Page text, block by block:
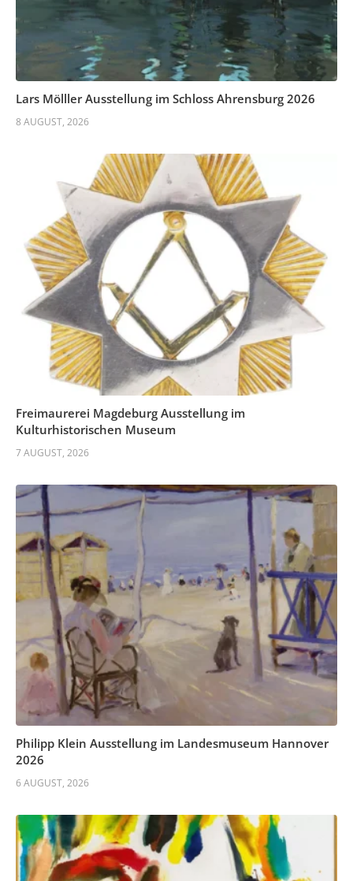
Lars Mölller Ausstellung im Schloss Ahrensburg 2026
8 AUGUST, 2026
Freimaurerei Magdeburg Ausstellung im
Kulturhistorischen Museum
7 AUGUST, 2026
Philipp Klein Ausstellung im Landesmuseum Hannover
2026
6 AUGUST, 2026